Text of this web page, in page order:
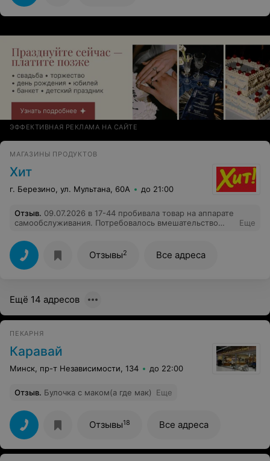
ЭФФЕКТИВНАЯ РЕКЛАМА НА САЙТЕ
МАГАЗИНЫ ПРОДУКТОВ
Хит
г. Березино, ул. Мультана, 60А до 21:00
Отзыв. 09.07.2026 в 17-44 пробивала товар на аппарате
самообслуживания. Потребовалось вмешательство
попросила ее нажать на нужную кнопку. Она,
рассчитав покупателя, стала обслуживать следующего,
как бы издеваясь надо мной. То есть, я должна была
ждать, когда она обслужит всю очередь. Просьба,
сказала, что буду писать жалобу, она ответила, что хоть
Еще
Отзывы2 Все адреса
Ещё 14 адресов
ПЕКАРНЯ
Каравай
Минск, пр-т Независимости, 134 до 22:00
Отзыв. Булочка с маком(а где мак) Еще
Отзывы18 Все адреса